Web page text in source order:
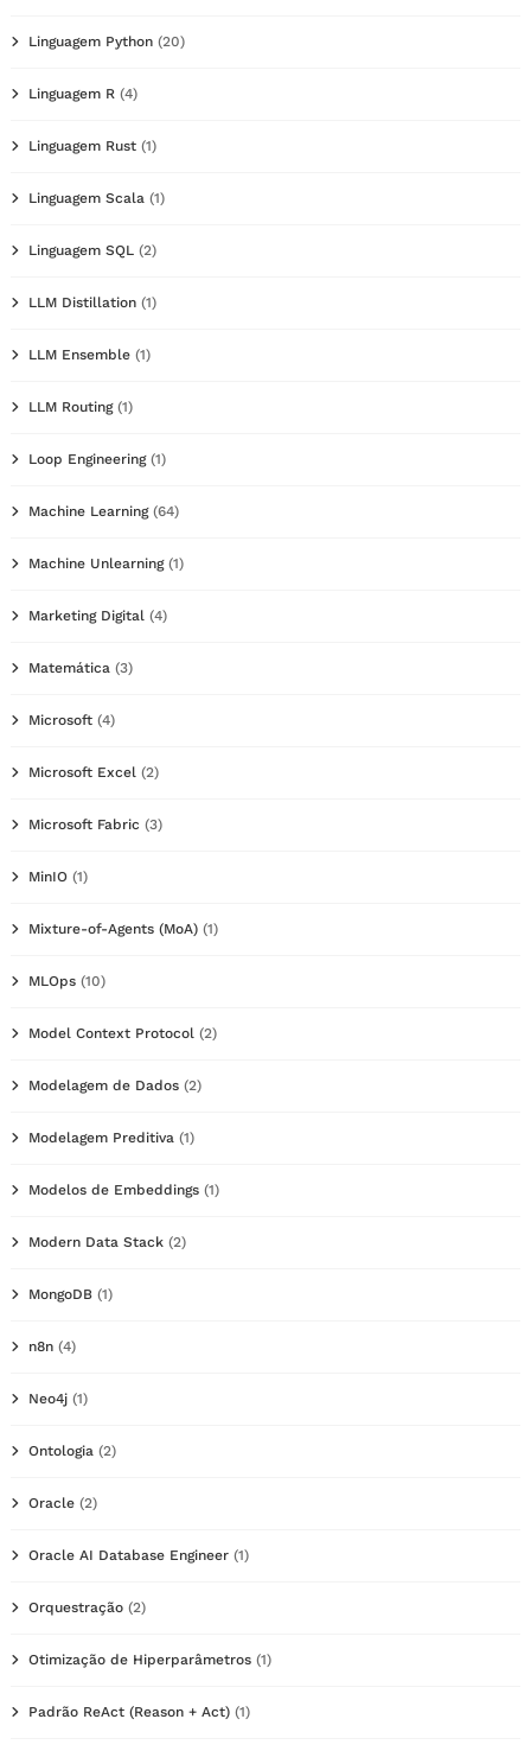
Linguagem Python (20)
Linguagem R (4)
Linguagem Rust (1)
Linguagem Scala (1)
Linguagem SQL (2)
LLM Distillation (1)
LLM Ensemble (1)
LLM Routing(1)
Loop Engineering(1)
Machine Learning(64)
Machine Unlearning(1)
Marketing Digital (4)
Matemática (3)
Microsoft (4)
Microsoft Excel (2)
Microsoft Fabric (3)
MinIO (1)
Mixture-of-Agents (MoA) (1)
MLOps (10)
Model Context Protocol (2)
Modelagem de Dados (2)
Modelagem Preditiva (1)
Modelos de Embeddings (1)
Modern Data Stack (2)
MongoDB (1)
n8n (4)
Neo4j (1)
Ontologia (2)
Oracle (2)
Oracle AI Database Engineer (1)
Orquestração (2)
Otimização de Hiperparâmetros (1)
Padrão ReAct (Reason + Act) (1)